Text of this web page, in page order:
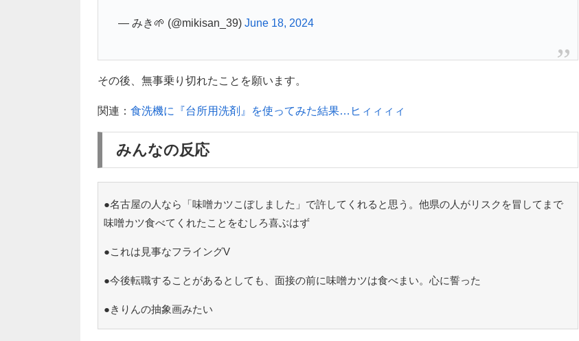
— みき🌱 (@mikisan_39) June 18, 2024
その後、無事乗り切れたことを願います。
関連： 食洗機に『台所用洗剤』を使ってみた結果…ヒィィィィ
みんなの反応
●名古屋の人なら「味噌カツこぼしました」で許してくれると思う。他県の人がリスクを冒してまで
味噌カツ食べてくれたことをむしろ喜ぶはず
●これは見事なフライングV
●今後転職することがあるとしても、面接の前に味噌カツは食べまい。心に誓った
●きりんの抽象画みたい